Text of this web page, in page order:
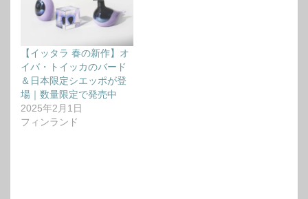
【イッタラ 春の新作】オ
イバ・トイッカのバード
＆日本限定シエッポが登
場｜数量限定で発売中
2025年2月1日
フィンランド